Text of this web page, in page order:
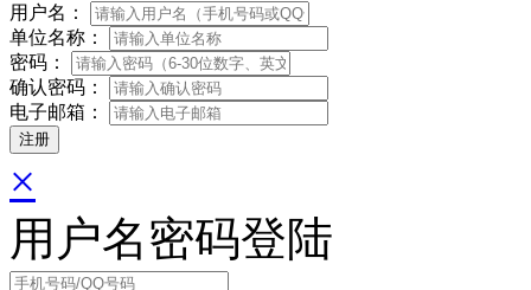
用户名：
单位名称：
密码：
确认密码：
电子邮箱：
×
用户名密码登陆